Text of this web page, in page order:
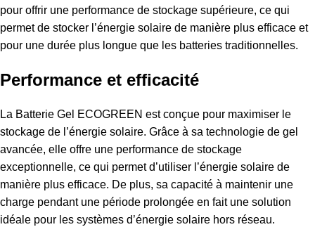
pour offrir une performance de stockage supérieure, ce qui
permet de stocker l’énergie solaire de manière plus efficace et
pour une durée plus longue que les batteries traditionnelles.
Performance et efficacité
La Batterie Gel ECOGREEN est conçue pour maximiser le
stockage de l’énergie solaire. Grâce à sa technologie de gel
avancée, elle offre une performance de stockage
exceptionnelle, ce qui permet d’utiliser l’énergie solaire de
manière plus efficace. De plus, sa capacité à maintenir une
charge pendant une période prolongée en fait une solution
idéale pour les systèmes d’énergie solaire hors réseau.